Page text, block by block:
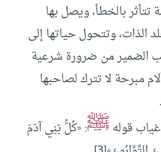
بالخطأ، ويصل بها
الذات، وتتحول حياتها إلى
الضمير من ضرورة شرعية
مبرحة لا تترك لصاحبها
قولهﷺ: «كُلُّ بَنِي آدَمَ